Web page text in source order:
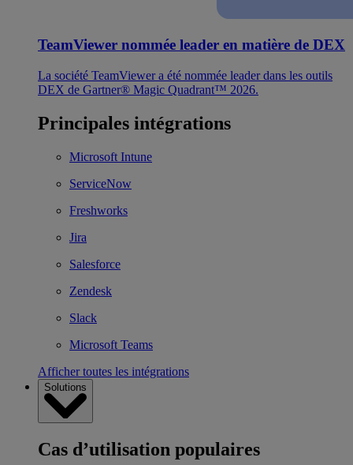
TeamViewer nommée leader en matière de DEX
La société TeamViewer a été nommée leader dans les outils
DEX de Gartner® Magic Quadrant™ 2026.
Principales intégrations
Microsoft Intune
ServiceNow
Freshworks
Jira
Salesforce
Zendesk
Slack
Microsoft Teams
Afficher toutes les intégrations
Solutions
Cas d’utilisation populaires